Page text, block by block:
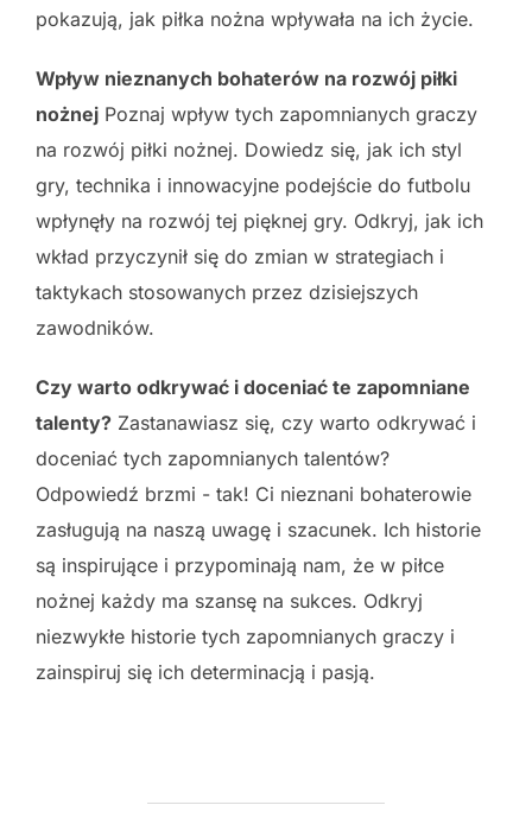
pokazują, jak piłka nożna wpływała na ich życie.
Wpływ nieznanych bohaterów na rozwój piłki
nożnej Poznaj wpływ tych zapomnianych graczy
na rozwój piłki nożnej. Dowiedz się, jak ich styl
gry, technika i innowacyjne podejście do futbolu
wpłynęły na rozwój tej pięknej gry. Odkryj, jak ich
wkład przyczynił się do zmian w strategiach i
taktykach stosowanych przez dzisiejszych
zawodników.
Czy warto odkrywać i doceniać te zapomniane
talenty? Zastanawiasz się, czy warto odkrywać i
doceniać tych zapomnianych talentów?
Odpowiedź brzmi - tak! Ci nieznani bohaterowie
zasługują na naszą uwagę i szacunek. Ich historie
są inspirujące i przypominają nam, że w piłce
nożnej każdy ma szansę na sukces. Odkryj
niezwykłe historie tych zapomnianych graczy i
zainspiruj się ich determinacją i pasją.